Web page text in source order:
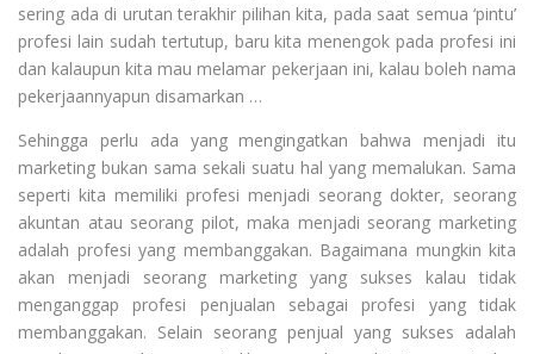
sering ada di urutan terakhir pilihan kita, pada saat semua ‘pintu’
profesi lain sudah tertutup, baru kita menengok pada profesi ini
dan kalaupun kita mau melamar pekerjaan ini, kalau boleh nama
pekerjaannyapun disamarkan …
Sehingga perlu ada yang mengingatkan bahwa menjadi itu
marketing bukan sama sekali suatu hal yang memalukan. Sama
seperti kita memiliki profesi menjadi seorang dokter, seorang
akuntan atau seorang pilot, maka menjadi seorang marketing
adalah profesi yang membanggakan. Bagaimana mungkin kita
akan menjadi seorang marketing yang sukses kalau tidak
menganggap profesi penjualan sebagai profesi yang tidak
membanggakan. Selain seorang penjual yang sukses adalah